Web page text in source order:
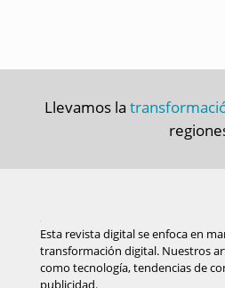
Llevamos la
Esta revista digital se enfoca en
transformación digital. Nuestros
como tecnología, tendencias de
publicidad.